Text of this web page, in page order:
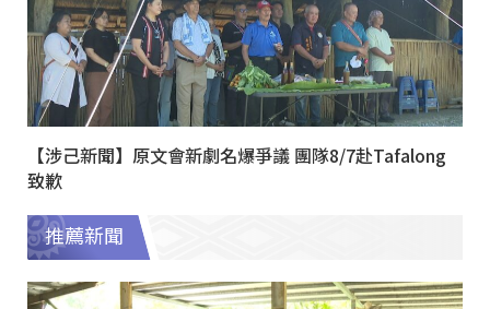
【涉己新聞】原文會新劇名爆爭議 團隊8/7赴Tafalong
致歉
推薦新聞